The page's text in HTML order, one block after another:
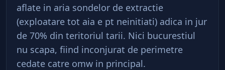
aflate in aria sondelor de extractie
(exploatare tot aia e pt neinitiati) adica in jur
de 70% din teritoriul tarii. Nici bucurestiul
nu scapa, fiind inconjurat de perimetre
cedate catre omw in principal.